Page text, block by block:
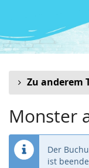
Inhalt
springen
Zu anderem
Monster
Der
ist